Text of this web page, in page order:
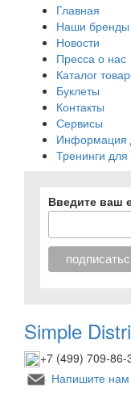
Главная
Наши бренды
Новости
Пресса о нас
Каталог
Буклеты
Контакты
Сервисы
Информация
Тренинги
Введите ваш
Simple
+7 (499) 709-86-
Напишите нам